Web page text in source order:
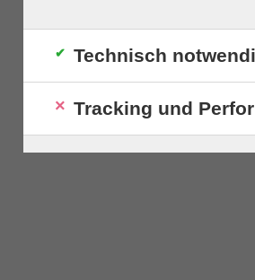
Technisch
Tracking und